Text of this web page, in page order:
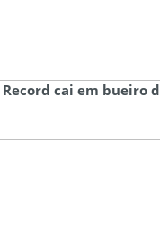
cai em bueiro